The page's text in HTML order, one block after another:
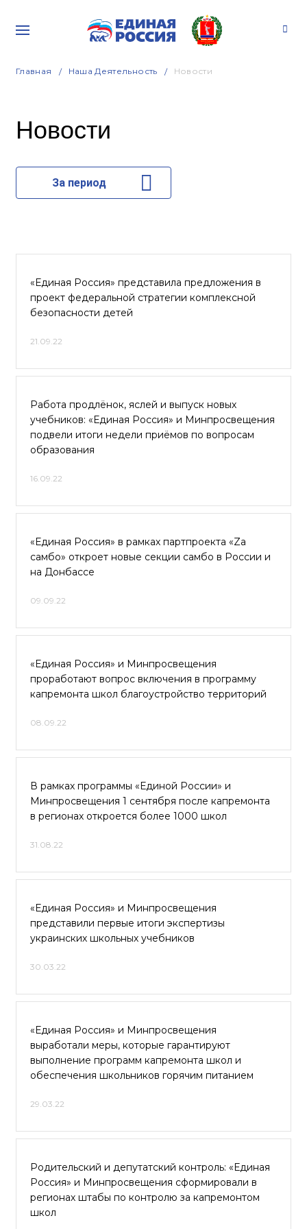
Главная Наша Деятельность Новости
Новости
За период
«Единая Россия» представила предложения в
проект федеральной стратегии комплексной
безопасности детей
21.09.22
Работа продлёнок, яслей и выпуск новых
учебников: «Единая Россия» и Минпросвещения
подвели итоги недели приёмов по вопросам
образования
16.09.22
«Единая Россия» в рамках партпроекта «Zа
самбо» откроет новые секции самбо в России и
на Донбассе
09.09.22
«Единая Россия» и Минпросвещения
проработают вопрос включения в программу
капремонта школ благоустройство территорий
08.09.22
В рамках программы «Единой России» и
Минпросвещения 1 сентября после капремонта
в регионах откроется более 1000 школ
31.08.22
«Единая Россия» и Минпросвещения
представили первые итоги экспертизы
украинских школьных учебников
30.03.22
«Единая Россия» и Минпросвещения
выработали меры, которые гарантируют
выполнение программ капремонта школ и
обеспечения школьников горячим питанием
29.03.22
Родительский и депутатский контроль: «Единая
Россия» и Минпросвещения сформировали в
регионах штабы по контролю за капремонтом
школ